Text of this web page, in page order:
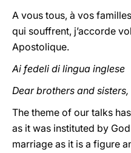
A vous tous, à vos
qui souffrent, j’accorde
Apostolique.
Ai fedeli di lingua inglese
Dear brothers and sisters,
The theme of our talks
as it was instituted by
marriage as it is a figure